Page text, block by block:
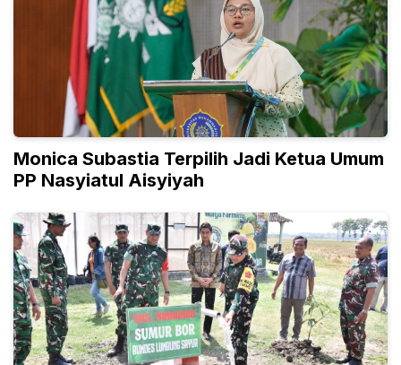
Monica Subastia Terpilih Jadi Ketua Umum
PP Nasyiatul Aisyiyah